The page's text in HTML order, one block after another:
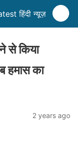
हिंदी न्यूज़
से किया
हमास का
2 years ago